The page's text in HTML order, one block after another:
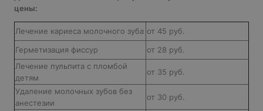
цены:
Лечение кариеса молочного зуба от 45 руб.
Герметизация фиссур
от 28 руб.
Лечение пульпита с пломбой
детям
от 35 руб.
Удаление молочных зубов без
анестезии
от 30 руб.